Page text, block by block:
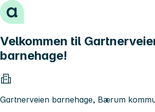
Hopp til innhold
Velkommen til
barnehage!
Gartnerveien barnehage, Bærum